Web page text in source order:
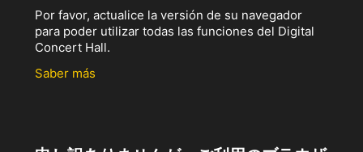
Por favor, actualice la versión de su navegador
para poder utilizar todas las funciones del Digital
Concert Hall.
Saber más